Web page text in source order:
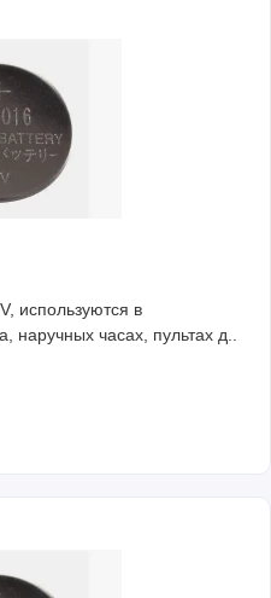
используются в
наручных часах, пультах д..